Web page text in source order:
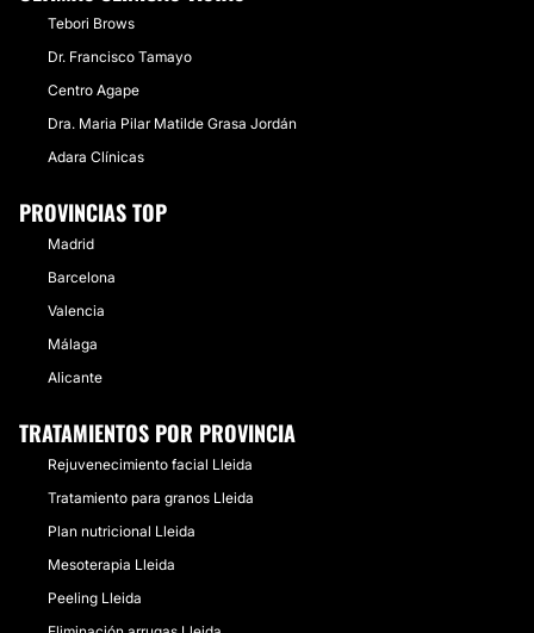
Tebori Brows
Dr. Francisco Tamayo
Centro Agape
Dra. Maria Pilar Matilde Grasa Jordán
Adara Clínicas
PROVINCIAS TOP
Madrid
Barcelona
Valencia
Málaga
Alicante
TRATAMIENTOS POR PROVINCIA
Rejuvenecimiento facial Lleida
Tratamiento para granos Lleida
Plan nutricional Lleida
Mesoterapia Lleida
Peeling Lleida